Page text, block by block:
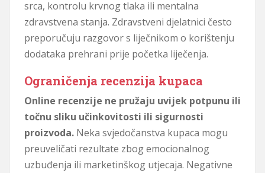
srca, kontrolu krvnog tlaka ili mentalna
zdravstvena stanja. Zdravstveni djelatnici često
preporučuju razgovor s liječnikom o korištenju
dodataka prehrani prije početka liječenja.
Ograničenja recenzija kupaca
Online recenzije ne pružaju uvijek potpunu ili
točnu sliku učinkovitosti ili sigurnosti
proizvoda. Neka svjedočanstva kupaca mogu
preuveličati rezultate zbog emocionalnog
uzbuđenja ili marketinškog utjecaja. Negativne